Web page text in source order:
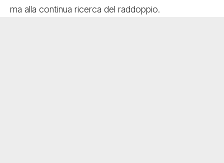
ma alla continua ricerca del raddoppio.